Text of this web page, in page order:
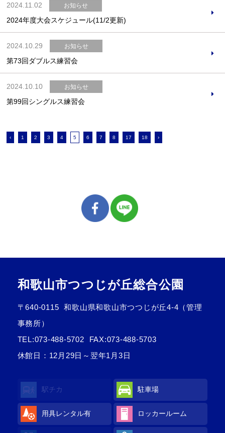
2024.11.02 お知らせ
2024年度大会スケジュール(11/2更新)
2024.10.29 お知らせ
第73回ダブルス練習会
2024.10.10 お知らせ
第99回シングルス練習会
‹ 1 2 3 4 5 6 7 8 17 18 ›
和歌山市つつじが丘総合公園
〒640-0115
和歌山県和歌山市つつじが丘4-4（管理
事務所）
TEL:073-488-5702
FAX:073-488-5703
休館日：12月29日～翌年1月3日
駅チカ 駐車場
用具レンタル有 ロッカールーム